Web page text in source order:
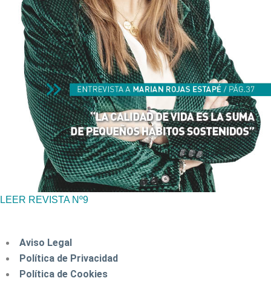
LEER REVISTA Nº9
Aviso Legal
Política de Privacidad
Política de Cookies